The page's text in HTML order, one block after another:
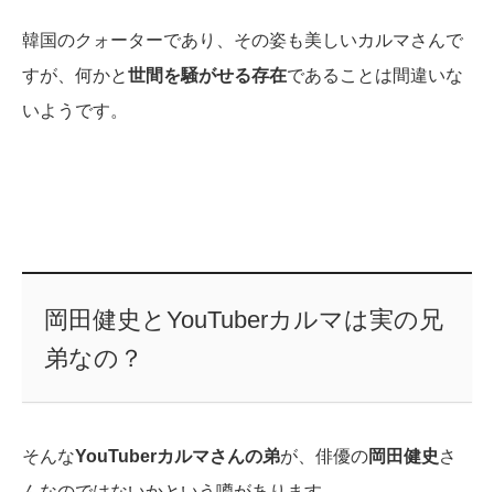
韓国のクォーターであり、その姿も美しいカルマさんで
すが、何かと世間を騒がせる存在であることは間違いな
いようです。
岡田健史とYouTuberカルマは実の兄
弟なの？
そんなYouTuberカルマさんの弟が、俳優の岡田健史 さ